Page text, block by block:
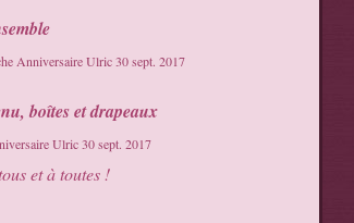
boîtes et drapeaux
et à toutes !